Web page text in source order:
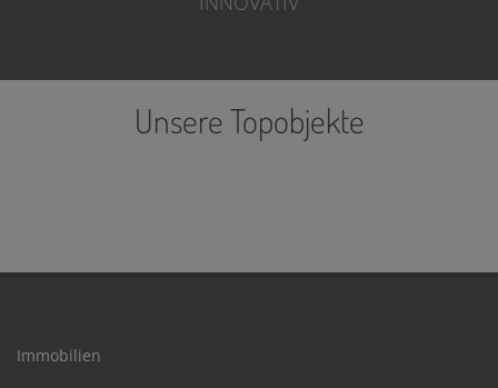
Unsere Topobjekte
Immobilien